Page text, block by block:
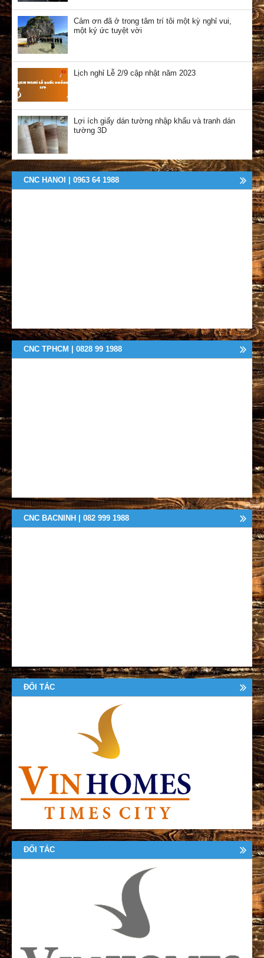
Cảm ơn đã ở trong tâm trí tôi một kỳ nghỉ vui,
một ký ức tuyệt vời
Lịch nghỉ Lễ 2/9 cập nhật năm 2023
Lợi ích giấy dán tường nhập khẩu và tranh dán
tường 3D
CNC HANOI | 0963 64 1988
CNC TPHCM | 0828 99 1988
CNC BACNINH | 082 999 1988
ĐỐI TÁC
ĐỐI TÁC